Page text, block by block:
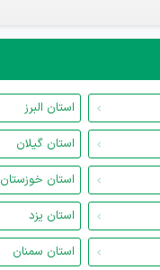
استان البرز
استان گیلان
استان خوزستان
استان یزد
استان سمنان